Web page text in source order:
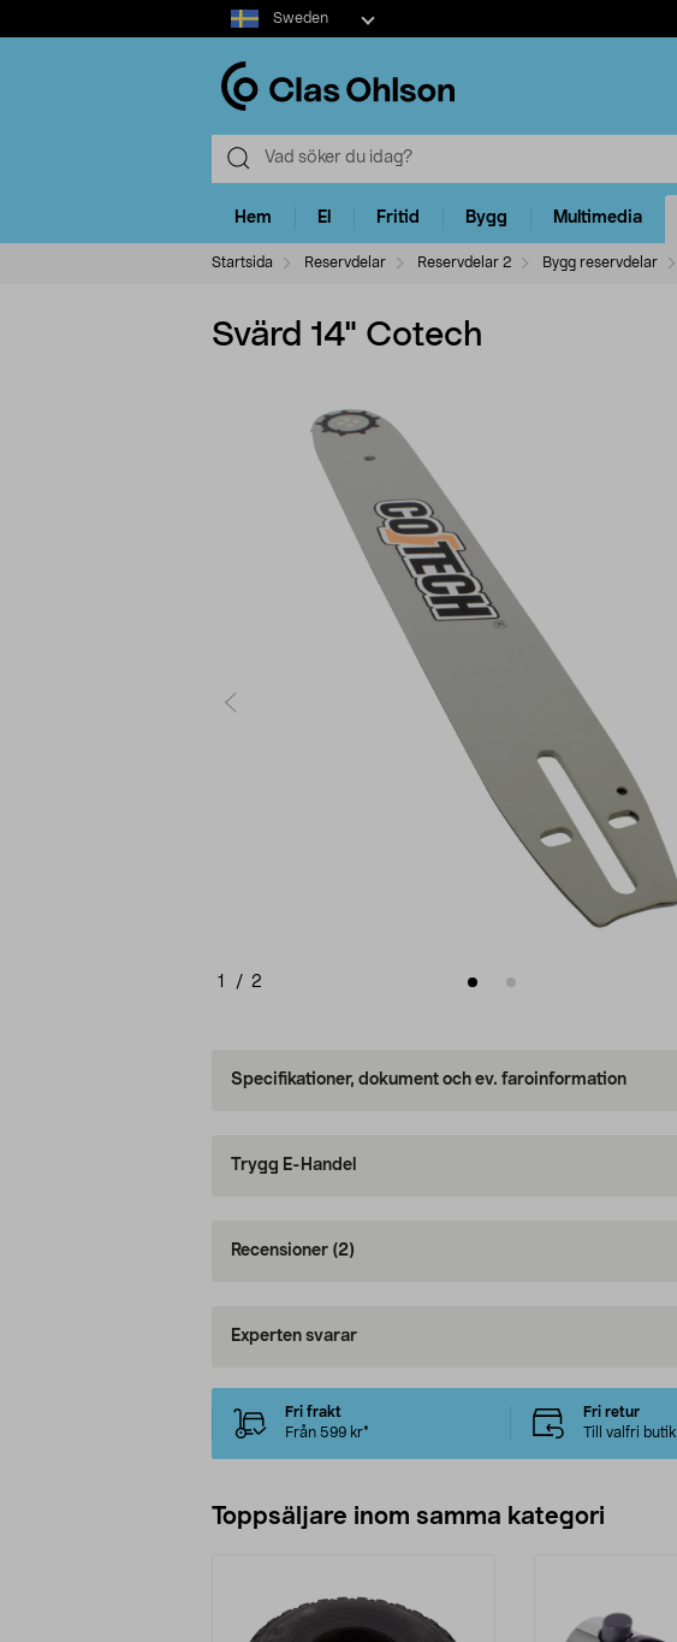
Select
market
Sweden
Hem El Fritid Bygg Multimedia
Startsida Reservdelar Reservdelar 2 Bygg reservdelar
Svärd 14" Cotech
1 / 2
Specifikationer, dokument och ev. faroinformation
Trygg E-Handel
Recensioner (2)
Experten svarar
Fri frakt
Från 599 kr*
Fri retur
Till valfri butik
Toppsäljare inom samma kategori